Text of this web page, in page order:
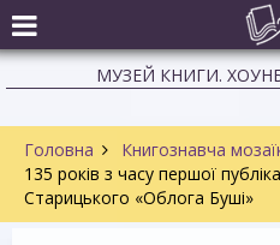
МУЗЕЙ КНИГИ.
Головна Книгознавча
135 років з часу першої
Старицького «Облога Буші»